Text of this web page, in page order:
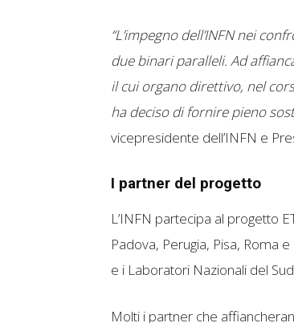
“L’impegno dell’INFN nei
due binari paralleli. Ad
il cui organo direttivo, nel
ha deciso di fornire pieno
vicepresidente dell’INFN e
I partner del progetto
L’INFN partecipa al progetto
Padova, Perugia, Pisa, Roma
e i Laboratori Nazionali del
Molti i partner che